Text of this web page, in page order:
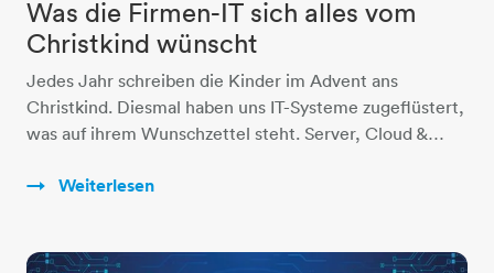
Was die Firmen-IT sich alles vom
Christkind wünscht
Jedes Jahr schreiben die Kinder im Advent ans
Christkind. Diesmal haben uns IT-Systeme zugeflüstert,
was auf ihrem Wunschzettel steht. Server, Cloud &…
Weiterlesen